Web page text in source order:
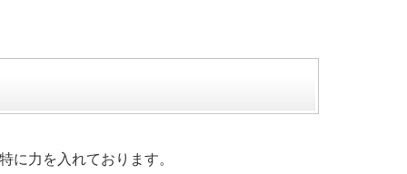
力を入れております。